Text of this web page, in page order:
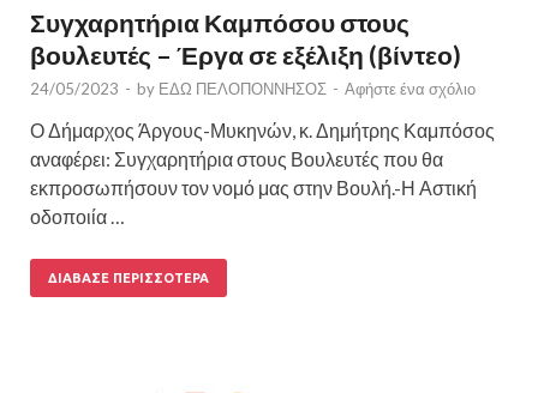
Συγχαρητήρια Καμπόσου στους
βουλευτές – Έργα σε εξέλιξη (βίντεο)
24/05/2023 - by ΕΔΩ ΠΕΛΟΠΟΝΝΗΣΟΣ - Αφήστε ένα σχόλιο
Ο Δήμαρχος Άργους-Μυκηνών, κ. Δημήτρης Καμπόσος
αναφέρει: Συγχαρητήρια στους Βουλευτές που θα
εκπροσωπήσουν τον νομό μας στην Βουλή.-Η Αστική
οδοποιία …
ΔΙΆΒΑΣΕ ΠΕΡΙΣΣΌΤΕΡΑ